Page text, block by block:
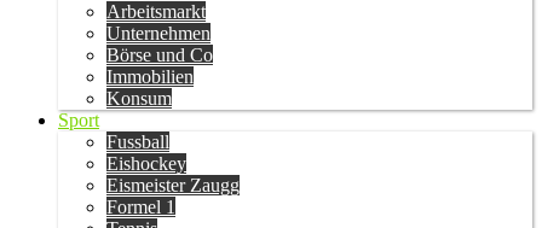
Arbeitsmarkt
Unternehmen
Börse und Co
Immobilien
Konsum
Sport
Fussball
Eishockey
Eismeister Zaugg
Formel 1